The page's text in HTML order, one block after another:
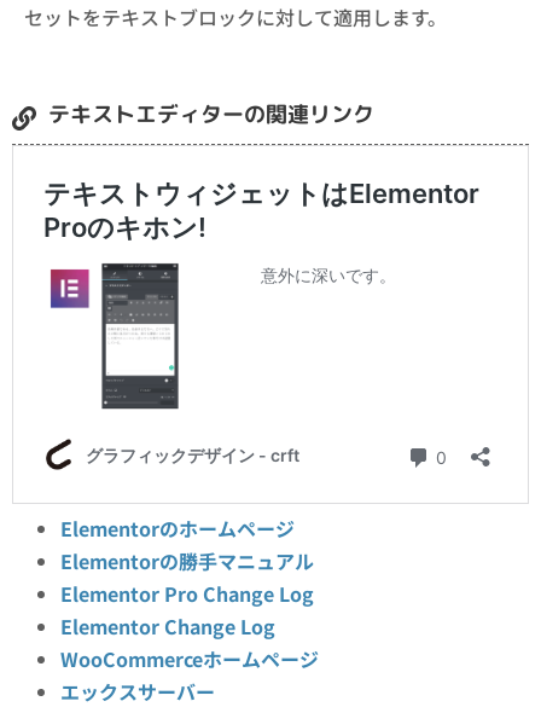
セットをテキストブロックに対して適用します。
テキストエディターの関連リンク
Elementorのホームページ
Elementorの勝手マニュアル
Elementor Pro Change Log
Elementor Change Log
WooCommerceホームページ
エックスサーバー